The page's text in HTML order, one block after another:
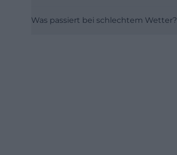
Was passiert bei schlechtem Wetter?